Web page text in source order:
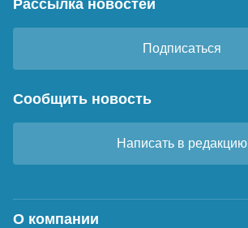
Рассылка новостей
Подписаться
Сообщить новость
Написать в редакцию
О компании